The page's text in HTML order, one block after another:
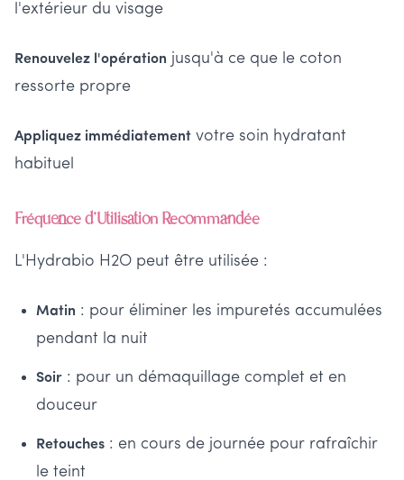
l'extérieur du visage
Renouvelez l'opération jusqu'à ce que le coton
ressorte propre
Appliquez immédiatement votre soin hydratant
habituel
Fréquence d'Utilisation Recommandée
L'Hydrabio H2O peut être utilisée :
Matin : pour éliminer les impuretés accumulées
pendant la nuit
Soir : pour un démaquillage complet et en
douceur
Retouches : en cours de journée pour rafraîchir
le teint